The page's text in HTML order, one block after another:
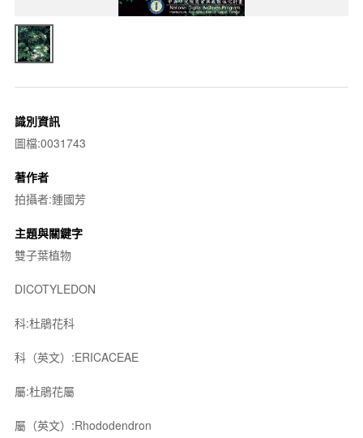
識別資訊
圖檔:0031743
著作者
拍攝者:鍾國芳
主題與關鍵字
雙子葉植物
DICOTYLEDON
科:杜鵑花科
科（英文）:ERICACEAE
屬:杜鵑花屬
屬（英文）:Rhododendron